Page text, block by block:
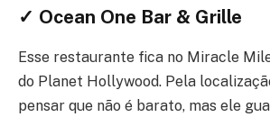
✓ Ocean One Bar & Grille
Esse restaurante fica no Miracle
do Planet Hollywood. Pela
pensar que não é barato, mas ele